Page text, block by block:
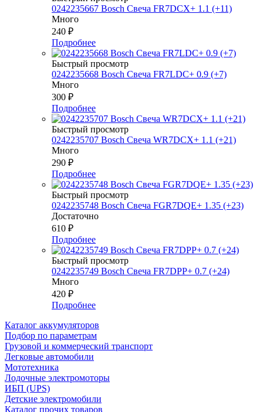
0242235667 Bosch Свеча FR7DCX+ 1.1 (+11)
Много
240 ₽
Подробнее
Быстрый просмотр
0242235668 Bosch Свеча FR7LDC+ 0.9 (+7)
Много
300 ₽
Подробнее
Быстрый просмотр
0242235707 Bosch Свеча WR7DCX+ 1.1 (+21)
Много
290 ₽
Подробнее
Быстрый просмотр
0242235748 Bosch Свеча FGR7DQE+ 1.35 (+23)
Достаточно
610 ₽
Подробнее
Быстрый просмотр
0242235749 Bosch Свеча FR7DPP+ 0.7 (+24)
Много
420 ₽
Подробнее
Каталог аккумуляторов
Подбор по параметрам
Грузовой и коммерческий транспорт
Легковые автомобили
Мототехника
Лодочные электромоторы
ИБП (UPS)
Детские электромобили
Каталог прочих товаров